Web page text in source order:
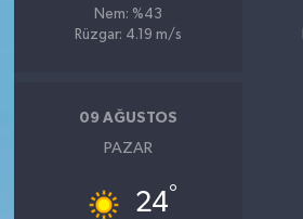
Nem: %43
Rüzgar: 4.19 m/s
09 AĞUSTOS
PAZAR
24°